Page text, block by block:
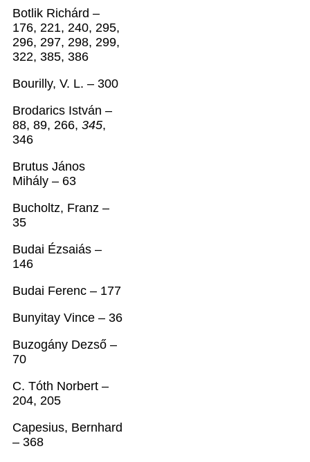
Botlik Richárd –
176, 221, 240, 295,
296, 297, 298, 299,
322, 385, 386
Bourilly, V. L. – 300
Brodarics István –
88, 89, 266, 345,
346
Brutus János
Mihály – 63
Bucholtz, Franz –
35
Budai Ézsaiás –
146
Budai Ferenc – 177
Bunyitay Vince – 36
Buzogány Dezső –
70
C. Tóth Norbert –
204, 205
Capesius, Bernhard
– 368